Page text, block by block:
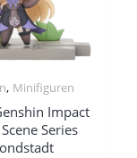
, Minifiguren
Impact
Series